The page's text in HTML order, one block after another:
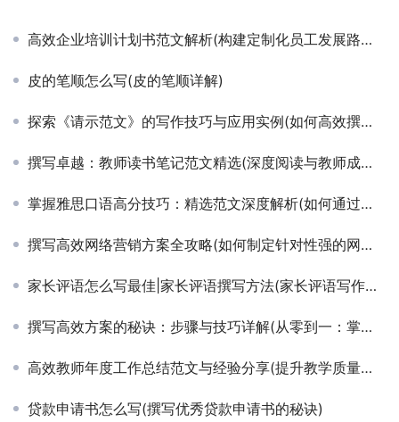
高效企业培训计划书范文解析(构建定制化员工发展路径的详细培训计划书示例)
皮的笔顺怎么写(皮的笔顺详解)
探索《请示范文》的写作技巧与应用实例(如何高效撰写高质量《请示范文》以提升职场沟通能力)
撰写卓越：教师读书笔记范文精选(深度阅读与教师成长：分享经典书籍笔记与心得)
掌握雅思口语高分技巧：精选范文深度解析(如何通过分析雅思口语范文提升表达能力)
撰写高效网络营销方案全攻略(如何制定针对性强的网络营销策略方案)
家长评语怎么写最佳|家长评语撰写方法(家长评语写作技巧|家长评语如何写)
撰写高效方案的秘诀：步骤与技巧详解(从零到一：掌握方案撰写的长尾策略与实战指南)
高效教师年度工作总结范文与经验分享(提升教学质量：一位资深教师的年终工作总结及策略探讨)
贷款申请书怎么写(撰写优秀贷款申请书的秘诀)